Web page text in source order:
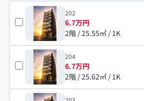
202
6.7万円
2階 / 25.55㎡ / 1K
204
6.7万円
2階 / 25.62㎡ / 1K